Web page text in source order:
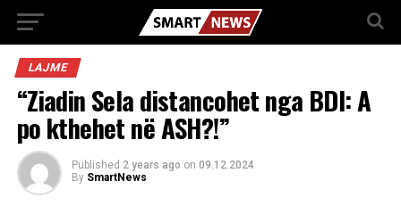
LAJME
“Ziadin Sela distancohet nga BDI: A
po kthehet në ASH?!”
Published 2 years ago on 09.12.2024
By SmartNews